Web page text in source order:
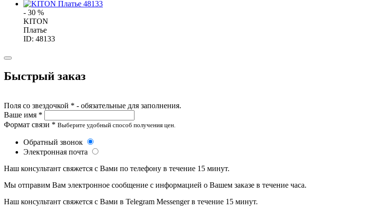
- 30 %
KITON
Платье
ID: 48133
Быстрый заказ
Поля со звездочкой * - обязательные для заполнения.
Ваше имя *
Формат связи * Выберите удобный способ получения цен.
Обратный звонок
Электронная почта
Наш консультант свяжется с Вами по телефону в течение 15 минут.
Мы отправим Вам электронное сообщение с информацией о Вашем заказе в течение часа.
Наш консультант свяжется с Вами в Telegram Messenger в течение 15 минут.